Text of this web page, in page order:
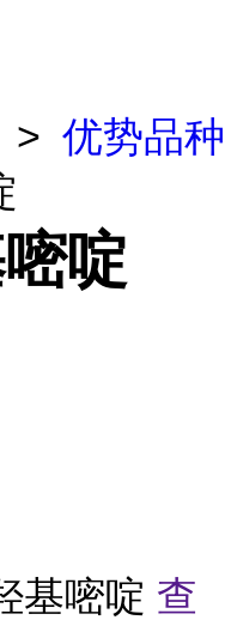
> 优势品种
啶
基嘧啶 查